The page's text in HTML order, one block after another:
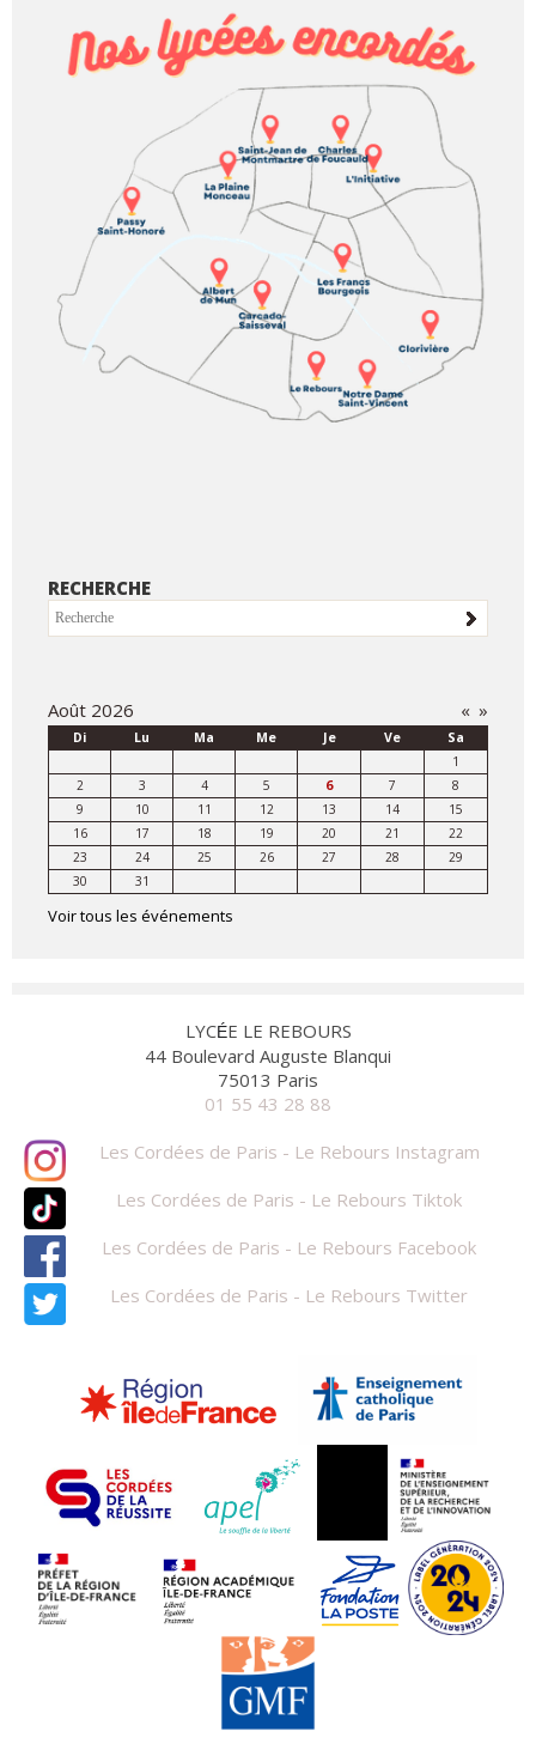
RECHERCHE
«
Août 2026 »
Di Lu Ma Me Je Ve
Sa
1
2
3 4 5 6 7
8
9
10 11 12 13 14
15
16
17 18 19 20 21
22
23
24 25 26 27 28
29
30
31
Agenda
Voir tous les événements
LYCÉE LE REBOURS
44 Boulevard Auguste Blanqui
75013 Paris
01 55 43 28 88
Les Cordées de Paris - Le Rebours Instagram
Les Cordées de Paris - Le Rebours Tiktok
Les Cordées de Paris - Le Rebours Facebook
Les Cordées de Paris - Le Rebours Twitter